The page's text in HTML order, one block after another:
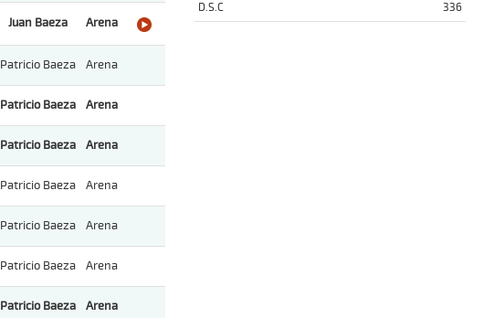
Juan Baeza Arena
Patricio Baeza Arena
Patricio Baeza Arena
Patricio Baeza Arena
Patricio Baeza Arena
Patricio Baeza Arena
Patricio Baeza Arena
Patricio Baeza Arena
D.S.C
336